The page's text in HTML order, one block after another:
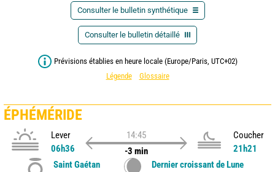
Consulter le bulletin synthétique
Consulter le bulletin détaillé
Prévisions établies en heure locale (Europe/Paris, UTC+02)
Légende
Glossaire
ÉPHÉMÉRIDE
Lever
06h36
14:45
-3 min
Coucher
21h21
Saint Gaétan
Dernier croissant de Lune